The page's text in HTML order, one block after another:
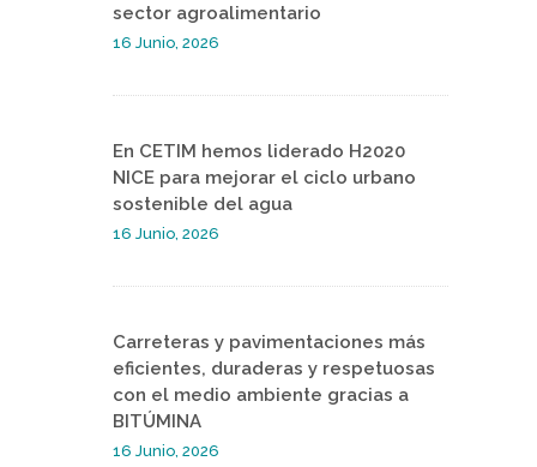
sector agroalimentario
16 Junio, 2026
En CETIM hemos liderado H2020
NICE para mejorar el ciclo urbano
sostenible del agua
16 Junio, 2026
Carreteras y pavimentaciones más
eficientes, duraderas y respetuosas
con el medio ambiente gracias a
BITÚMINA
16 Junio, 2026